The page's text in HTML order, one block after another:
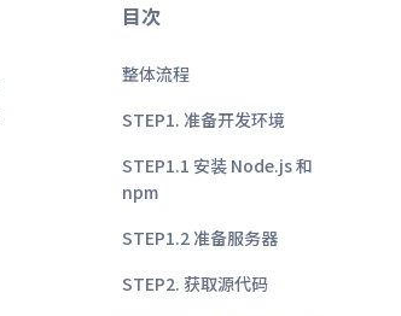
目次
整体流程
STEP1. 准备开发环境
STEP1.1 安装 Node.js 和
npm
STEP1.2 准备服务器
STEP2. 获取源代码